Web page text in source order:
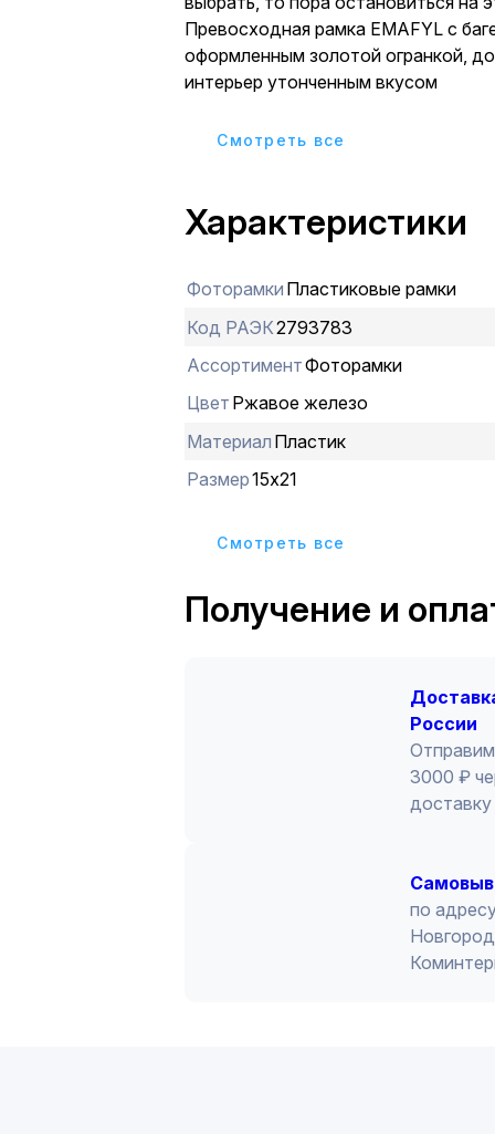
Превосходная рамка EMAFYL с багетом,
оформленным золотой огранкой,
интерьер утонченным вкусом
Cмотреть все
Характеристики
Фоторамки Пластиковые рамки
Код РАЭК2793783
АссортиментФоторамки
Цвет Ржавое железо
Материал Пластик
Размер15х21
Cмотреть все
Получение и
России
3000 ₽
по